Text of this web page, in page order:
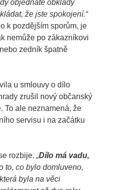
objednáte obklady
že jste spokojení.“
k pozdějším sporům, je
nemůže po zákazníkovi
zedník špatně
u smlouvy o dílo
zrušil nový občanský
To ale neznamená, že
servisu i na začátku
rozbije. „Dílo má vadu,
to, co bylo domluveno,
byla na věci